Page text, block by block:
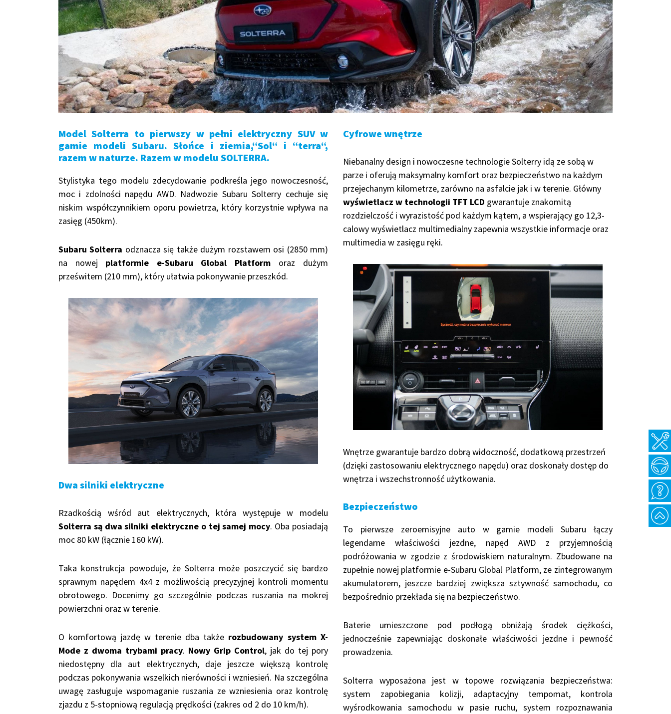
Model Solterra to pierwszy w pełni elektryczny SUV w
gamie modeli Subaru. Słońce i ziemia,“Sol“ i “terra“,
razem w naturze. Razem w modelu SOLTERRA.
Stylistyka tego modelu zdecydowanie podkreśla jego nowoczesność,
moc i zdolności napędu AWD. Nadwozie Subaru Solterry cechuje się
niskim współczynnikiem oporu powietrza, który korzystnie wpływa na
zasięg (450km).
Subaru Solterra odznacza się także dużym rozstawem osi (2850 mm)
na nowej platformie e-Subaru Global Platform oraz dużym
prześwitem (210 mm), który ułatwia pokonywanie przeszkód.
Dwa silniki elektryczne
Rzadkością wśród aut elektrycznych, która występuje w modelu
Solterra są dwa silniki elektryczne o tej samej mocy. Oba posiadają
moc 80 kW (łącznie 160 kW).
Taka konstrukcja powoduje, że Solterra może poszczycić się bardzo
sprawnym napędem 4x4 z możliwością precyzyjnej kontroli momentu
obrotowego. Docenimy go szczególnie podczas ruszania na mokrej
powierzchni oraz w terenie.
O komfortową jazdę w terenie dba także rozbudowany system X-
Mode z dwoma trybami pracy. Nowy Grip Control, jak do tej pory
niedostępny dla aut elektrycznych, daje jeszcze większą kontrolę
podczas pokonywania wszelkich nierówności i wzniesień. Na szczególna
uwagę zasługuje wspomaganie ruszania ze wzniesienia oraz kontrolę
zjazdu z 5-stopniową regulacją prędkości (zakres od 2 do 10 km/h).
Cyfrowe wnętrze
Niebanalny design i nowoczesne technologie Solterry idą ze sobą w
parze i oferują maksymalny komfort oraz bezpieczeństwo na każdym
przejechanym kilometrze, zarówno na asfalcie jak i w terenie. Główny
wyświetlacz w technologii TFT LCD gwarantuje znakomitą
rozdzielczość i wyrazistość pod każdym kątem, a wspierający go 12,3-
calowy wyświetlacz multimedialny zapewnia wszystkie informacje oraz
multimedia w zasięgu ręki.
Wnętrze gwarantuje bardzo dobrą widoczność, dodatkową przestrzeń
(dzięki zastosowaniu elektrycznego napędu) oraz doskonały dostęp do
wnętrza i wszechstronność użytkowania.
Bezpieczeństwo
To pierwsze zeroemisyjne auto w gamie modeli Subaru łączy
legendarne właściwości jezdne, napęd AWD z przyjemnością
podróżowania w zgodzie z środowiskiem naturalnym. Zbudowane na
zupełnie nowej platformie e-Subaru Global Platform, ze zintegrowanym
akumulatorem, jeszcze bardziej zwiększa sztywność samochodu, co
bezpośrednio przekłada się na bezpieczeństwo.
Baterie umieszczone pod podłogą obniżają środek ciężkości,
jednocześnie zapewniając doskonałe właściwości jezdne i pewność
prowadzenia.
Solterra wyposażona jest w topowe rozwiązania bezpieczeństwa:
system zapobiegania kolizji, adaptacyjny tempomat, kontrola
wyśrodkowania samochodu w pasie ruchu, system rozpoznawania